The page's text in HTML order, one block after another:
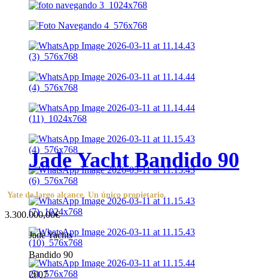
Jade Yacht Bandido 90
Yate de largo alcance. Un único propietario.
3.300.000,00€
Jade Yachts
Bandido 90
2007